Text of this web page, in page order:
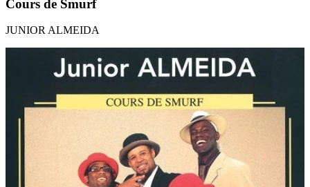
Cours de Smurf
JUNIOR ALMEIDA